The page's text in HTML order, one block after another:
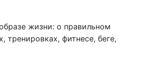
жизни: о правильном
тренировках, фитнесе, беге,